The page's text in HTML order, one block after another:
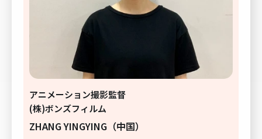
アニメーション撮影監督
(株)ボンズフィルム
ZHANG YINGYING（中国）